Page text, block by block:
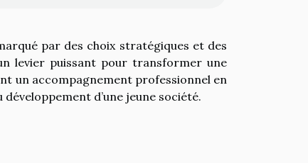
par des choix stratégiques et des
levier puissant pour transformer une
un accompagnement professionnel en
d’une jeune société.